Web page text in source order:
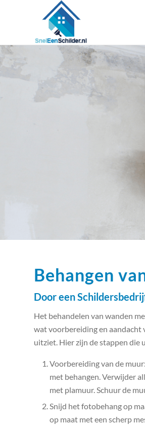
Behangen
Door een
Het behandelen van wanden
wat voorbereiding en
uitziet. Hier zijn de stappen die
Voorbereiding van de
met behangen. Verwijder
met plamuur. Schuur de
Snijd het fotobehang op
op maat met een scherp